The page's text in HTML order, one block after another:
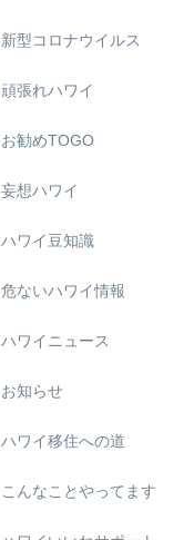
新型コロナウイルス
頑張れハワイ
お勧めTOGO
妄想ハワイ
ハワイ豆知識
危ないハワイ情報
ハワイニュース
お知らせ
ハワイ移住への道
こんなことやってます